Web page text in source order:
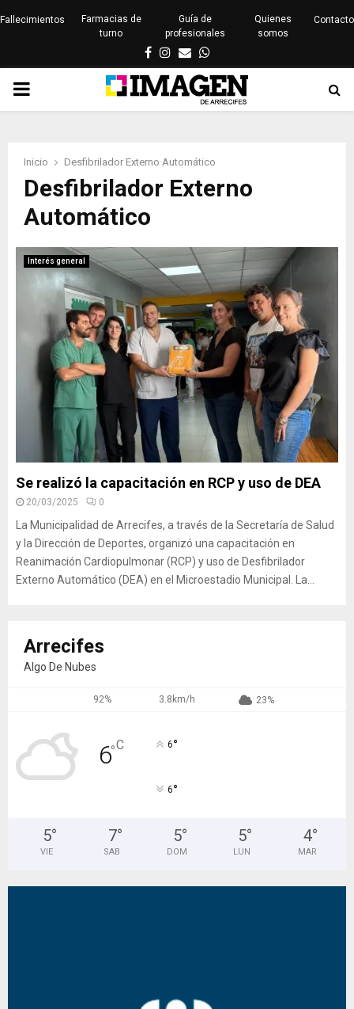
Fallecimientos
Farmacias de
turno
Guía de
profesionales
Quienes
somos
Contacto
Facebook
Instagram
EmailWhatsapp
PRIMARY
Inicio Desfibrilador Externo Automático
Desfibrilador Externo
Automático
Interés general
Se realizó la capacitación en RCP y uso de DEA
20/03/2025 0
La Municipalidad de Arrecifes, a través de la Secretaría de Salud
y la Dirección de Deportes, organizó una capacitación en
Reanimación Cardiopulmonar (RCP) y uso de Desfibrilador
Externo Automático (DEA) en el Microestadio Municipal. La...
Arrecifes
Algo De Nubes
92% 3.8km/h 23%
6°C 6°
6°
5°
VIE
7°
SAB
5°
DOM
5°
LUN
4°
MAR